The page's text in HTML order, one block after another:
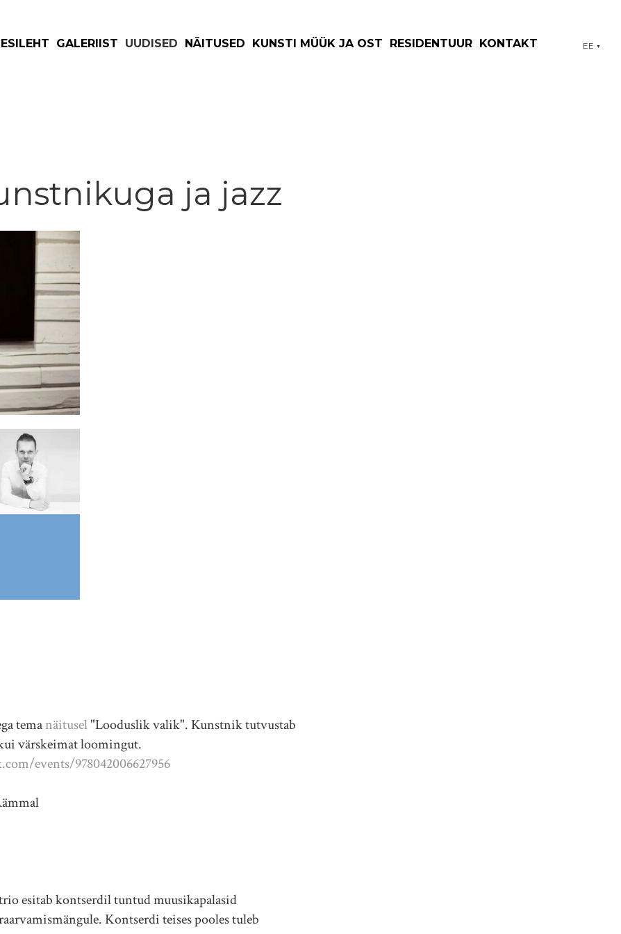
ESILEHT GALERIIST UUDISED NÄITUSED KUNSTI MÜÜK JA OST RESIDENTUUR KONTAKT EE ▼
ja jazz
temanäitusel"Looduslik valik". Kunstnik tutvustab
värskeimat loomingut.
events/978042006627956
esitab kontserdil tuntud muusikapalasid
Kontserdi teises pooles tuleb